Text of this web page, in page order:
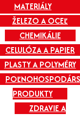
MATERIÁLY
ŽELEZO A OCEĽ
CHEMIKÁLIE
CELULÓZA A PAPIER
PLASTY A POLYMÉRY
PRODUKTY
ZDRAVIE A